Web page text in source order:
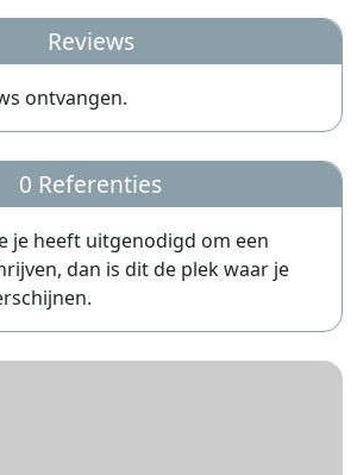
Reviews
ontvangen.
0 Referenties
je heeft uitgenodigd om een
dan is dit de plek waar je